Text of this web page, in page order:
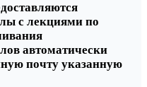
с лекциями по
автоматически
почту указанную